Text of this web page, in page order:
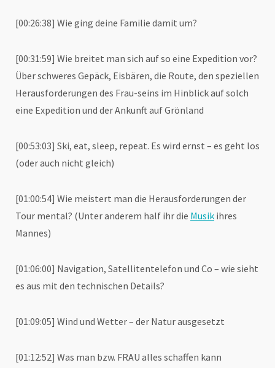
[00:26:38] Wie ging deine Familie damit um?
[00:31:59] Wie breitet man sich auf so eine Expedition vor?
Über schweres Gepäck, Eisbären, die Route, den speziellen
Herausforderungen des Frau-seins im Hinblick auf solch
eine Expedition und der Ankunft auf Grönland
[00:53:03] Ski, eat, sleep, repeat. Es wird ernst – es geht los
(oder auch nicht gleich)
[01:00:54] Wie meistert man die Herausforderungen der
Tour mental? (Unter anderem half ihr die Musik ihres
Mannes)
[01:06:00] Navigation, Satellitentelefon und Co – wie sieht
es aus mit den technischen Details?
[01:09:05] Wind und Wetter – der Natur ausgesetzt
[01:12:52] Was man bzw. FRAU alles schaffen kann